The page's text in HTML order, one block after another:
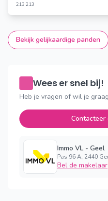
213 213
Bekijk gelijkaardige panden
Wees er snel bij!
Heb je vragen of wil je
Contacteer
Immo VL - Geel
Pas 96 A, 2440
Bel de makelaar